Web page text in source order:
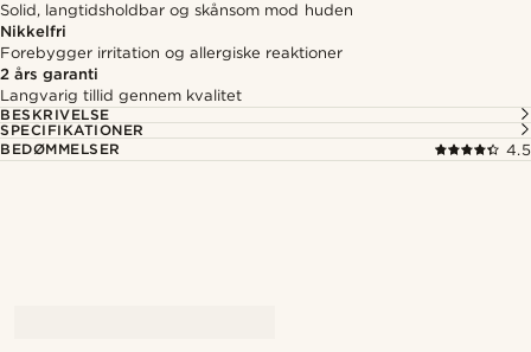
Solid, langtidsholdbar og skånsom mod huden
Nikkelfri
Forebygger irritation og allergiske reaktioner
2 års garanti
Langvarig tillid gennem kvalitet
BESKRIVELSE
SPECIFIKATIONER
BEDØMMELSER
4.5